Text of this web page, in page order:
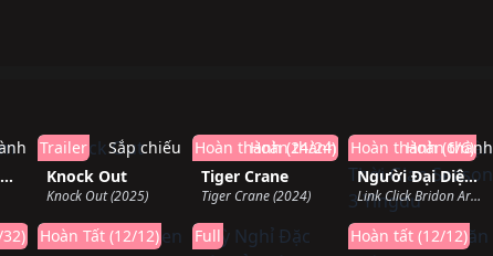
Quái Vật Đầm Lầy
Knock Out
Knock Out (2025)
Trailer
Sắp chiếu
Tiger Crane
Tiger Crane (2024)
Hoàn thành (24/24)
Hoàn thành
Người Đại Diện Thời Gian Season 3 Yingdu
Link Click Bridon Arc (2024)
Hoàn thành (6/6)
Hoàn thành
Hoàn Tất (12/12) Full Hoàn tất (12/12)